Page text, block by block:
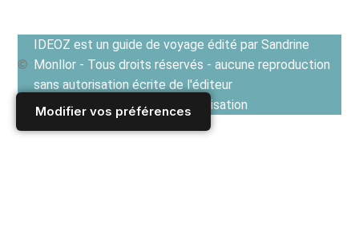
Modifier vos préférences
IDEOZ est un guide de voyage édité par Sandrine
Monllor - Tous droits réservés - aucune reproduction
sans autorisation écrite de l'éditeur
Voir les Conditions générales d'utilisation